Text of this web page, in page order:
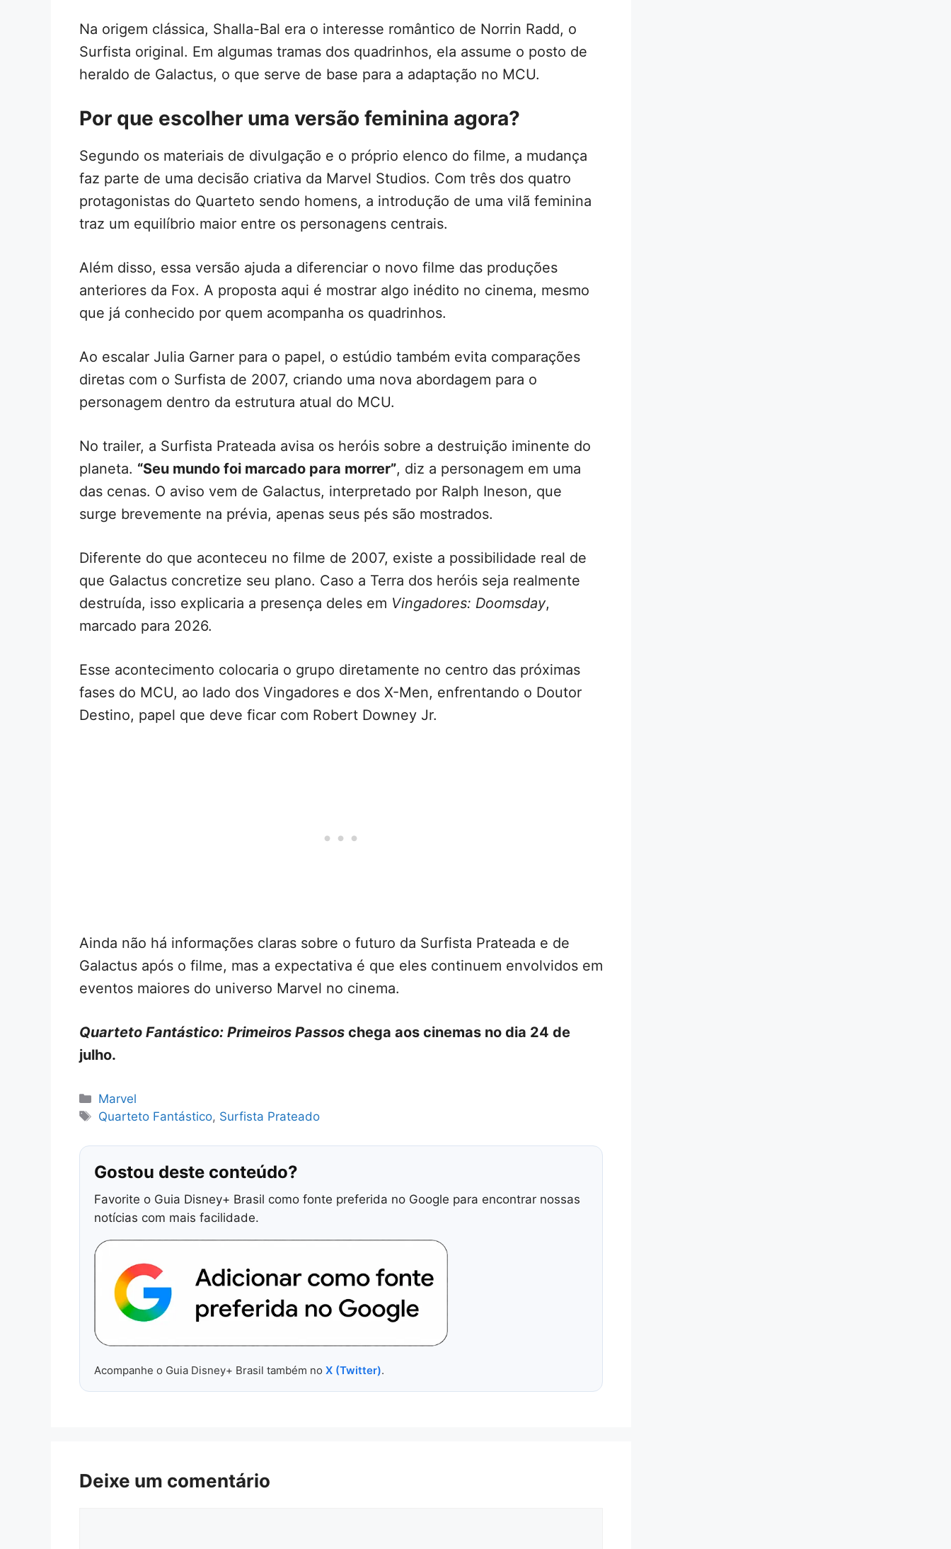
Na origem clássica, Shalla-Bal era o interesse romântico de Norrin Radd, o
Surfista original. Em algumas tramas dos quadrinhos, ela assume o posto de
heraldo de Galactus, o que serve de base para a adaptação no MCU.
Por que escolher uma versão feminina agora?
Segundo os materiais de divulgação e o próprio elenco do filme, a mudança
faz parte de uma decisão criativa da Marvel Studios. Com três dos quatro
protagonistas do Quarteto sendo homens, a introdução de uma vilã feminina
traz um equilíbrio maior entre os personagens centrais.
Além disso, essa versão ajuda a diferenciar o novo filme das produções
anteriores da Fox. A proposta aqui é mostrar algo inédito no cinema, mesmo
que já conhecido por quem acompanha os quadrinhos.
Ao escalar Julia Garner para o papel, o estúdio também evita comparações
diretas com o Surfista de 2007, criando uma nova abordagem para o
personagem dentro da estrutura atual do MCU.
No trailer, a Surfista Prateada avisa os heróis sobre a destruição iminente do
planeta. “Seu mundo foi marcado para morrer”, diz a personagem em uma
das cenas. O aviso vem de Galactus, interpretado por Ralph Ineson, que
surge brevemente na prévia, apenas seus pés são mostrados.
Diferente do que aconteceu no filme de 2007, existe a possibilidade real de
que Galactus concretize seu plano. Caso a Terra dos heróis seja realmente
destruída, isso explicaria a presença deles em Vingadores: Doomsday,
marcado para 2026.
Esse acontecimento colocaria o grupo diretamente no centro das próximas
fases do MCU, ao lado dos Vingadores e dos X-Men, enfrentando o Doutor
Destino, papel que deve ficar com Robert Downey Jr.
Ainda não há informações claras sobre o futuro da Surfista Prateada e de
Galactus após o filme, mas a expectativa é que eles continuem envolvidos em
eventos maiores do universo Marvel no cinema.
Quarteto Fantástico: Primeiros Passos chega aos cinemas no dia 24 de
julho.
Categorias
Marvel
Tags
Quarteto Fantástico, Surfista Prateado
Gostou deste conteúdo?
Favorite o Guia Disney+ Brasil como fonte preferida no Google para encontrar nossas
notícias com mais facilidade.
Acompanhe o Guia Disney+ Brasil também no X (Twitter).
Deixe um comentário